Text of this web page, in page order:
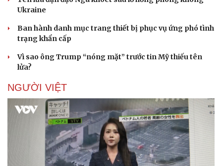
Ukraine
Ban hành danh mục trang thiết bị phục vụ ứng phó tình
trạng khẩn cấp
Vì sao ông Trump “nóng mặt” trước tin Mỹ thiếu tên
lửa?
NGƯỜI VIỆT